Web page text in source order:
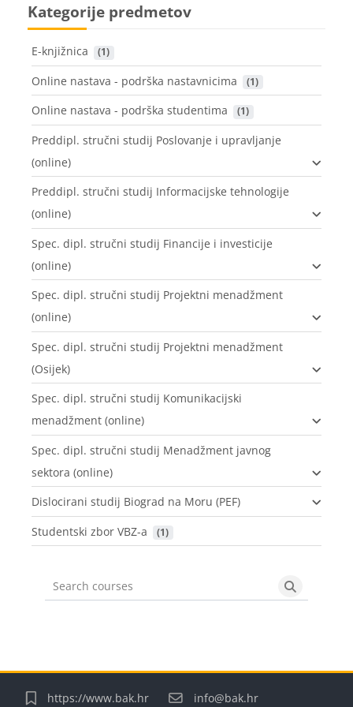
Kategorije predmetov
E-knjižnica (1)
Online nastava - podrška nastavnicima (1)
Online nastava - podrška studentima (1)
Preddipl. stručni studij Poslovanje i upravljanje
(online)
Preddipl. stručni studij Informacijske tehnologije
(online)
Spec. dipl. stručni studij Financije i investicije
(online)
Spec. dipl. stručni studij Projektni menadžment
(online)
Spec. dipl. stručni studij Projektni menadžment
(Osijek)
Spec. dipl. stručni studij Komunikacijski
menadžment (online)
Spec. dipl. stručni studij Menadžment javnog
sektora (online)
Dislocirani studij Biograd na Moru (PEF)
Studentski zbor VBZ-a
(1)
Search courses Search
Bloki
Bloki
Bloki
Blokihttps://www.bak.hr info@bak.hr